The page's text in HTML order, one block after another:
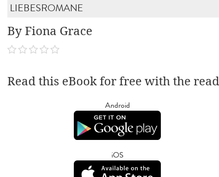
LIEBESROMANE
By Fiona Grace
Read this eBook for free with the
Android
iOS